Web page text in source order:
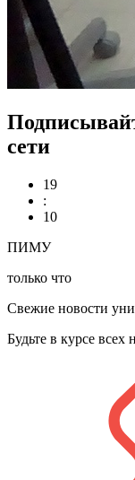
сети
19
:
10
ПИМУ
только что
Свежие новости
Будьте в курсе всех